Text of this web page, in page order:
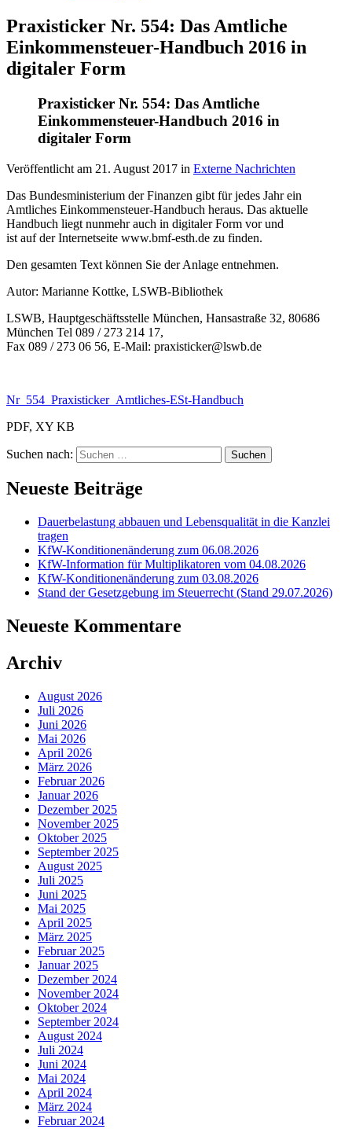
Praxisticker Nr. 554: Das Amtliche
Einkommensteuer-Handbuch 2016 in
digitaler Form
Praxisticker Nr. 554: Das Amtliche
Einkommensteuer-Handbuch 2016 in
digitaler Form
Veröffentlicht am 21. August 2017 in Externe Nachrichten
Das Bundesministerium der Finanzen gibt für jedes Jahr ein
Amtliches Einkommensteuer-Handbuch heraus. Das aktuelle
Handbuch liegt nunmehr auch in digitaler Form vor und
ist auf der Internetseite www.bmf-esth.de zu finden.
Den gesamten Text können Sie der Anlage entnehmen.
Autor: Marianne Kottke, LSWB-Bibliothek
LSWB, Hauptgeschäftsstelle München, Hansastraße 32, 80686
München Tel 089 / 273 214 17,
Fax 089 / 273 06 56, E-Mail: praxisticker@lswb.de
Nr_554_Praxisticker_Amtliches-ESt-Handbuch
PDF, XY KB
Suchen nach:
Neueste Beiträge
Dauerbelastung abbauen und Lebensqualität in die Kanzlei
tragen
KfW-Konditionenänderung zum 06.08.2026
KfW-Information für Multiplikatoren vom 04.08.2026
KfW-Konditionenänderung zum 03.08.2026
Stand der Gesetzgebung im Steuerrecht (Stand 29.07.2026)
Neueste Kommentare
Archiv
August 2026
Juli 2026
Juni 2026
Mai 2026
April 2026
März 2026
Februar 2026
Januar 2026
Dezember 2025
November 2025
Oktober 2025
September 2025
August 2025
Juli 2025
Juni 2025
Mai 2025
April 2025
März 2025
Februar 2025
Januar 2025
Dezember 2024
November 2024
Oktober 2024
September 2024
August 2024
Juli 2024
Juni 2024
Mai 2024
April 2024
März 2024
Februar 2024